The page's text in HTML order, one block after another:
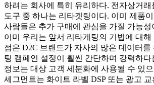
하려는 회사에 특히 유리하다. 전자상거
도구 중 하나는 리타겟팅이다. 이미 제품
사람들은 추가 구매에 관심을 가질 가능성
이미 우리는 앞서 리타게팅의 기법에 대해
점은 D2C 브랜드가 자사의 많은 데이터를
팅 캠페인 설정이 훨씬 간단하며 강력하다
정보는 대상 고객 세분화에 사용될 수 있
세그먼트는 화이트 라벨 DSP 또는 광고